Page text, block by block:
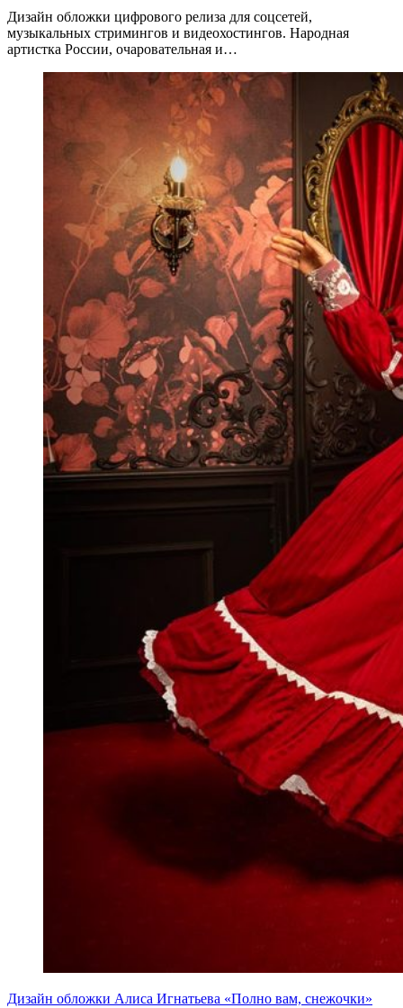
Дизайн обложки цифрового релиза для соцсетей,
музыкальных стримингов и видеохостингов. Народная
артистка России, очаровательная и…
Дизайн обложки Алиса Игнатьева «Полно вам, снежочки»